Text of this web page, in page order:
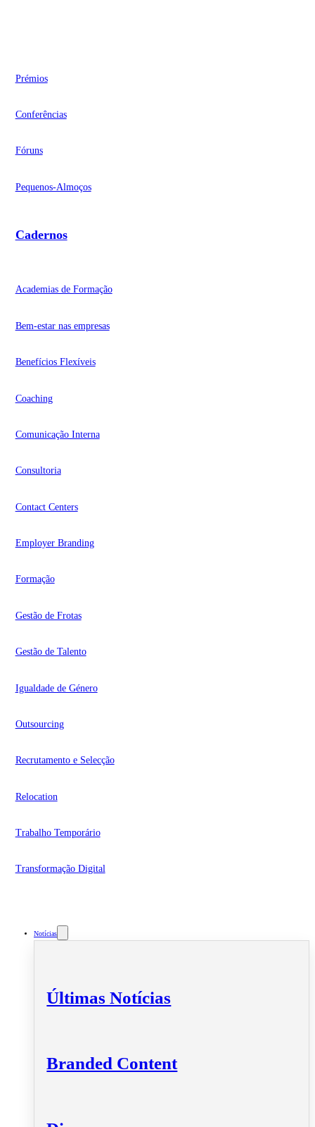
Prémios
Conferências
Fóruns
Pequenos-Almoços
Cadernos
Academias de Formação
Bem-estar nas empresas
Benefícios Flexíveis
Coaching
Comunicação Interna
Consultoria
Contact Centers
Employer Branding
Formação
Gestão de Frotas
Gestão de Talento
Igualdade de Género
Outsourcing
Recrutamento e Selecção
Relocation
Trabalho Temporário
Transformação Digital
Notícias
Últimas Notícias
Branded Content